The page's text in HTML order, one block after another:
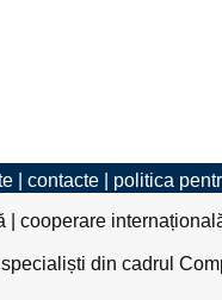
| contacte| politica
cooperare
din cadrul